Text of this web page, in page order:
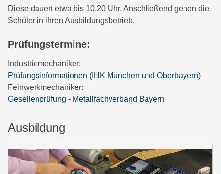
Diese dauert etwa bis 10.20 Uhr. Anschließend gehen die
Schüler in ihren Ausbildungsbetrieb.
Prüfungstermine:
Industriemechaniker:
Prüfungsinformationen (IHK München und Oberbayern)
Feinwerkmechaniker:
Gesellenprüfung - Metallfachverband Bayern
Ausbildung